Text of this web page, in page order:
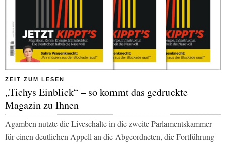
ZEIT ZUM LESEN
„Tichys Einblick“ – so kommt das gedruckte
Magazin zu Ihnen
Agamben nutzte die Liveschalte in die zweite Parlamentskammer
für einen deutlichen Appell an die Abgeordneten, die Fortführung